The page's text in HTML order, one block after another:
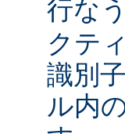
行な
クテ
識別
ル内